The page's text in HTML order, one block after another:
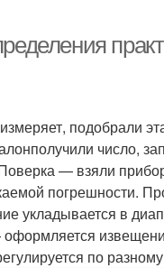
подобрали
число,
— взяли
погрешности.
укладывается в
по